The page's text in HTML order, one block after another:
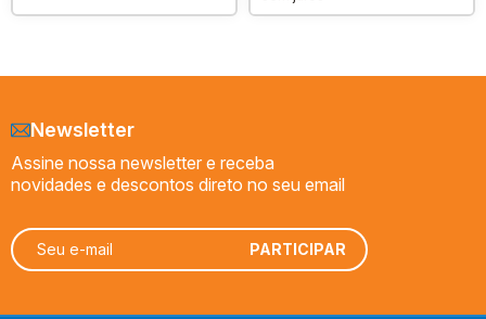
Newsletter
Assine nossa newsletter e receba
novidades e descontos direto no seu email